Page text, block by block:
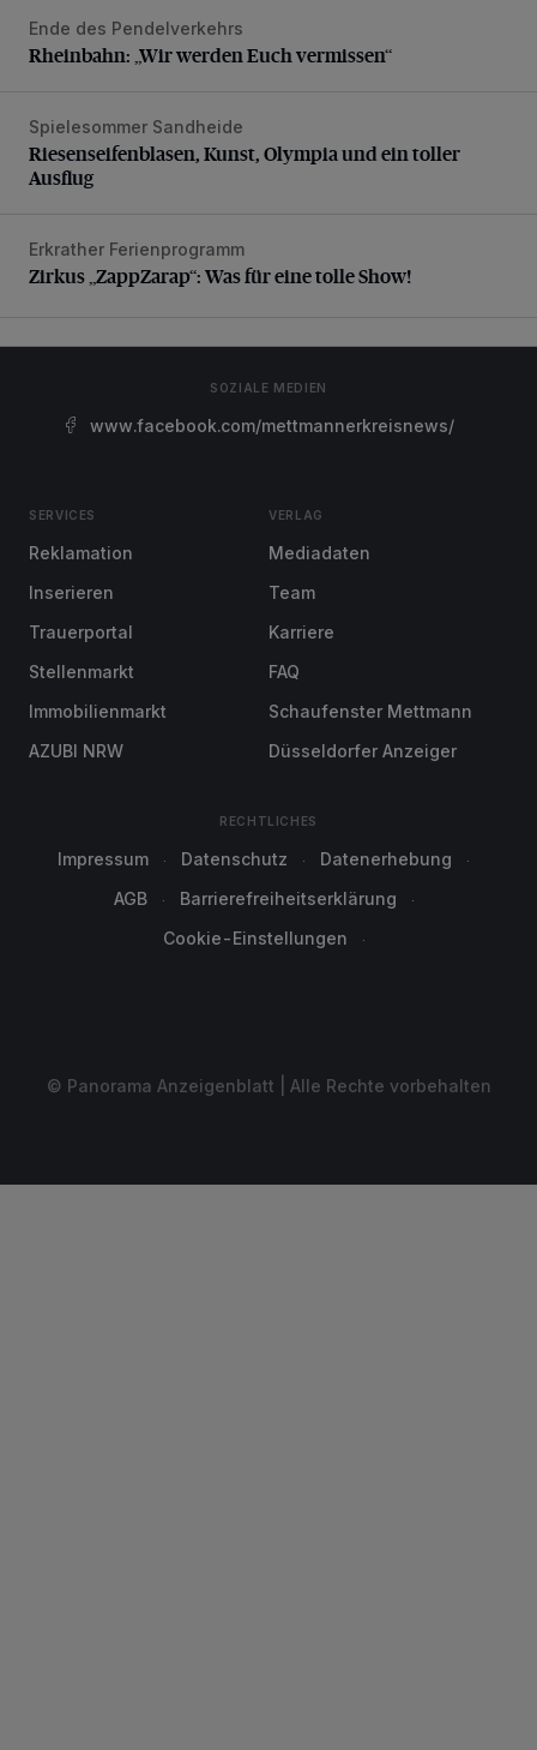
Rheinbahn: „Wir werden Euch vermissen“
Ende des Pendelverkehrs
Rheinbahn: „Wir werden Euch vermissen“
Riesenseifenblasen, Kunst, Olympia und ein toller Ausflug
Spielesommer Sandheide
Riesenseifenblasen, Kunst, Olympia und ein toller
Ausflug
Zirkus „ZappZarap“: Was für eine tolle Show!
Erkrather Ferienprogramm
Zirkus „ZappZarap“: Was für eine tolle Show!
SOZIALE MEDIEN
www.facebook.com/mettmannerkreisnews/
SERVICES
Reklamation
Inserieren
Trauerportal
Stellenmarkt
Immobilienmarkt
AZUBI NRW
VERLAG
Mediadaten
Team
Karriere
FAQ
Schaufenster Mettmann
Düsseldorfer Anzeiger
RECHTLICHES
Impressum Datenschutz
Datenerhebung
AGB
Barrierefreiheitserklärung
Cookie-Einstellungen
© Panorama Anzeigenblatt | Alle Rechte vorbehalten